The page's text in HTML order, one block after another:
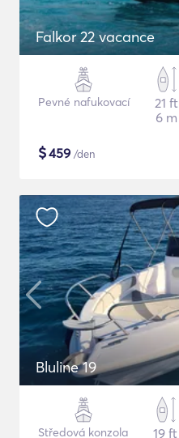
Falkor 22 vacance
Pevné nafukovací
21 ft
6 m
$459 /den
Bluline 19
Středová konzola
19 ft